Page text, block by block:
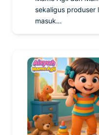
sekaligus produser
masuk…